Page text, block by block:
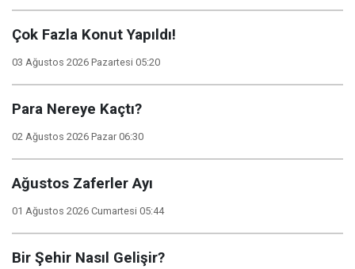
Çok Fazla Konut Yapıldı!
03 Ağustos 2026 Pazartesi 05:20
Para Nereye Kaçtı?
02 Ağustos 2026 Pazar 06:30
Ağustos Zaferler Ayı
01 Ağustos 2026 Cumartesi 05:44
Bir Şehir Nasıl Gelişir?